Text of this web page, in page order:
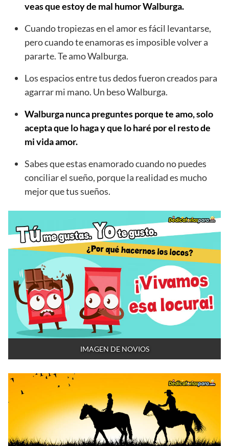
veas que estoy de mal humor Walburga.
Cuando tropiezas en el amor es fácil levantarse,
pero cuando te enamoras es imposible volver a
pararte. Te amo Walburga.
Los espacios entre tus dedos fueron creados para
agarrar mi mano. Un beso Walburga.
Walburga nunca preguntes porque te amo, solo
acepta que lo haga y que lo haré por el resto de
mi vida amor.
Sabes que estas enamorado cuando no puedes
conciliar el sueño, porque la realidad es mucho
mejor que tus sueños.
IMAGEN DE NOVIOS